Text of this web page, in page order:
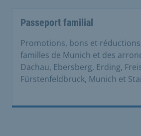
Passeport familial
Promotions, bons et
familles de Munich et des
Dachau, Ebersberg, Erding,
Fürstenfeldbruck, Munich et